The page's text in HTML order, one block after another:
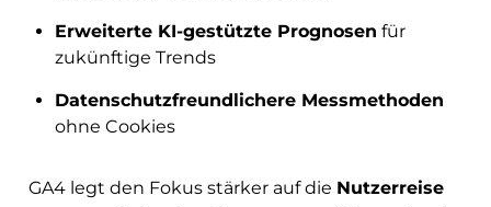
Erweiterte KI-gestützte Prognosen für
zukünftige Trends
Datenschutzfreundlichere Messmethoden
ohne Cookies
GA4 legt den Fokus stärker auf die Nutzerreise